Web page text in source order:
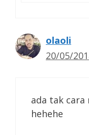
olaoli
20/05/
ada tak
hehehe